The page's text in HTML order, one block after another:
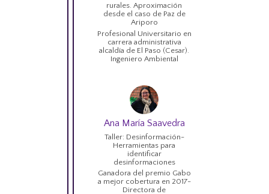
rurales. Aproximación
desde el caso de Paz de
Ariporo
Profesional Universitario en
carrera administrativa
alcaldía de El Paso (Cesar).
Ingeniero Ambiental
Ana María Saavedra
Taller: Desinformación-
Herramientas para
identificar
desinformaciones
Ganadora del premio Gabo
a mejor cobertura en 2017-
Directora de